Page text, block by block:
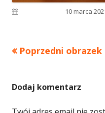
10 marca
Poprzedni obrazek
Dodaj komentarz